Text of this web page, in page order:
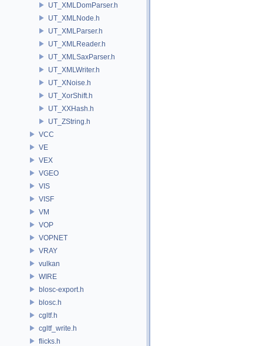
UT_XMLDomParser.h
UT_XMLNode.h
UT_XMLParser.h
UT_XMLReader.h
UT_XMLSaxParser.h
UT_XMLWriter.h
UT_XNoise.h
UT_XorShift.h
UT_XXHash.h
UT_ZString.h
VCC
VE
VEX
VGEO
VIS
VISF
VM
VOP
VOPNET
VRAY
vulkan
WIRE
blosc-export.h
blosc.h
cgltf.h
cgltf_write.h
flicks.h